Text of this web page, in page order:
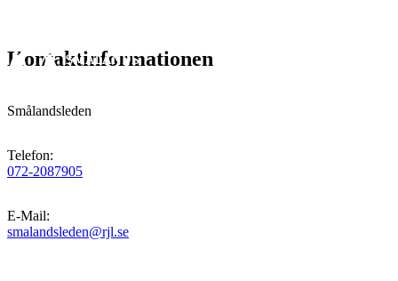
Kontaktinformationen
Smålandsleden
Telefon:
072-2087905
E-Mail:
smalandsleden@rjl.se